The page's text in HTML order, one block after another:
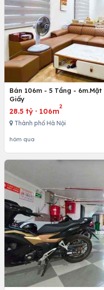
Bán 106m - 5 Tầng -
Giấy
28.5 tỷ · 106m
2
Thành phố Hà Nội
hôm qua